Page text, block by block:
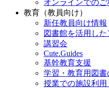
オンラインでのご
教育（教員向け）
新任教員向け情報
図書館を活用し
講習会
Cute.Guides
基幹教育支援
学習・教育用図書
授業での施設利用